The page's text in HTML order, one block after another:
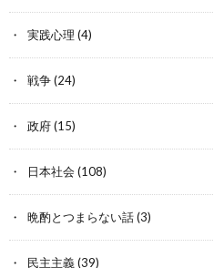
実践心理 (4)
戦争(24)
政府(15)
日本社会 (108)
晩酌とつまらない話(3)
民主主義(39)